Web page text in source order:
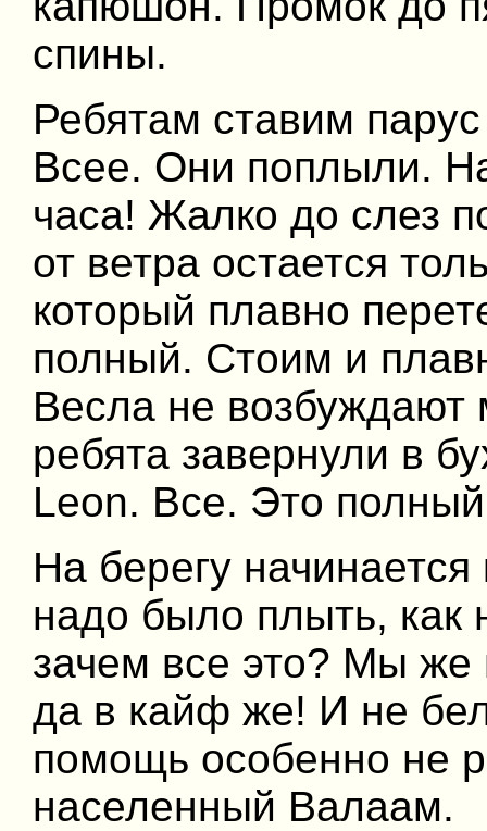
спины.
Ребятам ставим
Всее. Они поплыли.
часа! Жалко до слез
от ветра остается
который плавно
полный. Стоим и
Весла не
ребята завернули в
Leon. Все. Это
На берегу
надо было плыть, как
зачем все это? Мы же
да в кайф же! И не
помощь особенно не
населенный Валаам.